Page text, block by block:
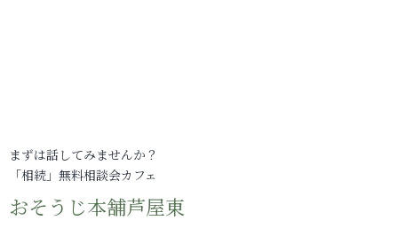
まずは話してみませんか？
「相続」無料相談会カフェ
おそうじ本舗芦屋東